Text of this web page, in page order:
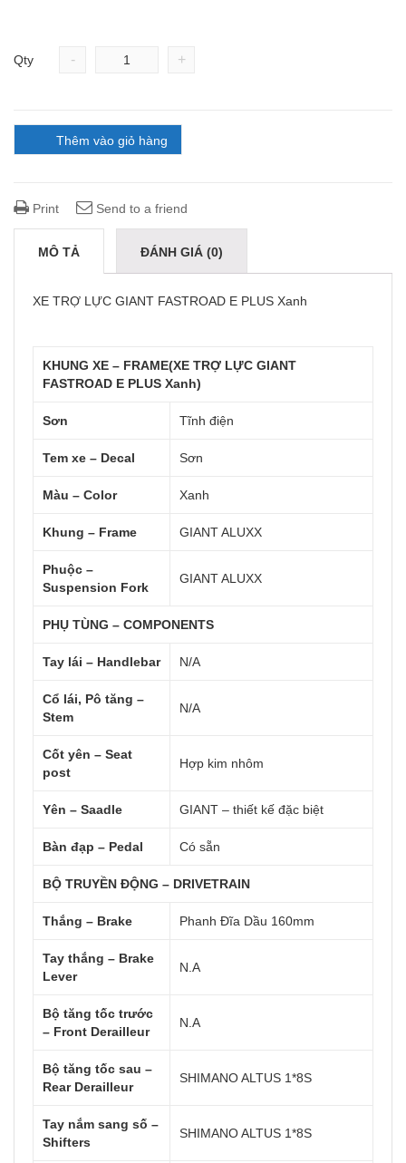
Qty - +
Thêm vào giỏ hàng
Print Send to a friend
MÔ TẢ ĐÁNH GIÁ (0)
XE TRỢ LỰC GIANT FASTROAD E PLUS Xanh
KHUNG XE – FRAME(XE TRỢ LỰC GIANT
FASTROAD E PLUS Xanh)
Sơn Tĩnh điện
Tem xe – Decal Sơn
Màu – Color Xanh
Khung – Frame GIANT ALUXX
Phuộc –
Suspension Fork
GIANT ALUXX
PHỤ TÙNG – COMPONENTS
Tay lái – Handlebar N/A
Cổ lái, Pô tăng –
Stem
N/A
Cốt yên – Seat
post
Hợp kim nhôm
Yên – Saadle GIANT – thiết kế đặc biệt
Bàn đạp – Pedal Có sẵn
BỘ TRUYỀN ĐỘNG – DRIVETRAIN
Thắng – Brake Phanh Đĩa Dầu 160mm
Tay thắng – Brake
Lever
N.A
Bộ tăng tốc trước
– Front Derailleur
N.A
Bộ tăng tốc sau –
Rear Derailleur
SHIMANO ALTUS 1*8S
Tay nắm sang số –
Shifters
SHIMANO ALTUS 1*8S